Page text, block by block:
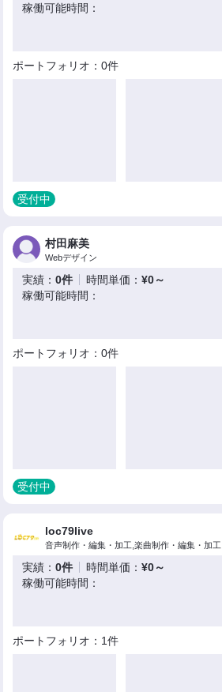
稼働可能時間：
ポートフォリオ：0件
受付中
村田麻美
Webデザイン
実績：0件 時間単価：¥0～
稼働可能時間：
ポートフォリオ：0件
受付中
loc79live
音声制作・編集・加工,楽曲制作・編集・加工
実績：0件 時間単価：¥0～
稼働可能時間：
ポートフォリオ：1件